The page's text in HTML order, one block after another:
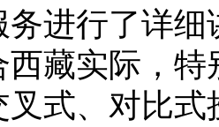
务进行了详
西藏实际，
叉式、对比